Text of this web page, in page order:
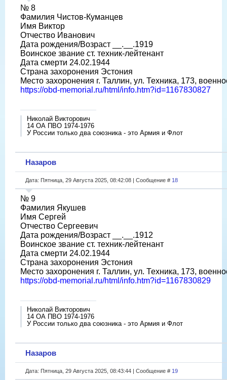
№ 8
Фамилия Чистов-Куманцев
Имя Виктор
Отчество Иванович
Дата рождения/Возраст __.__.1919
Воинское звание ст. техник-лейтенант
Дата смерти 24.02.1944
Страна захоронения Эстония
Место захоронения г. Таллин, ул. Техника, 173,
https://obd-memorial.ru/html/info.htm?id=1167830827
Николай Викторович
14 ОА ПВО 1974-1976
У России только два союзника - это Армия и Флот
Назаров
Дата: Пятница, 29 Августа 2025, 08:42:08 | Сообщение # 18
№ 9
Фамилия Якушев
Имя Сергей
Отчество Сергеевич
Дата рождения/Возраст __.__.1912
Воинское звание ст. техник-лейтенант
Дата смерти 24.02.1944
Страна захоронения Эстония
Место захоронения г. Таллин, ул. Техника, 173,
https://obd-memorial.ru/html/info.htm?id=1167830829
Николай Викторович
14 ОА ПВО 1974-1976
У России только два союзника - это Армия и Флот
Назаров
Дата: Пятница, 29 Августа 2025, 08:43:44 | Сообщение # 19